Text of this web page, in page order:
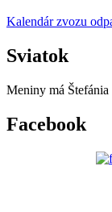
Kalendár zvozu
Sviatok
Meniny má Štefánia
Facebook